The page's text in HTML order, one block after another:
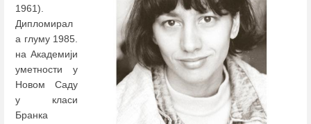
1961).
Дипломирал
а глуму 1985.
на Академији
уметности у
Новом Саду
у класи
Бранка